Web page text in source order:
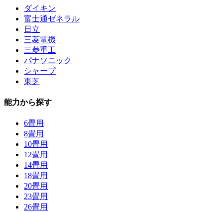
ダイキン
富士通ゼネラル
日立
三菱電機
三菱重工
パナソニック
シャープ
東芝
能力から探す
6畳用
8畳用
10畳用
12畳用
14畳用
18畳用
20畳用
23畳用
26畳用